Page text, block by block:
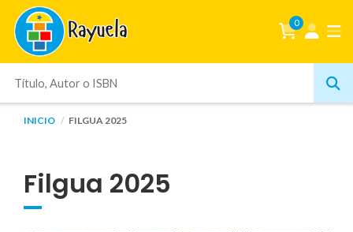
0
INICIO FILGUA 2025
Filgua 2025